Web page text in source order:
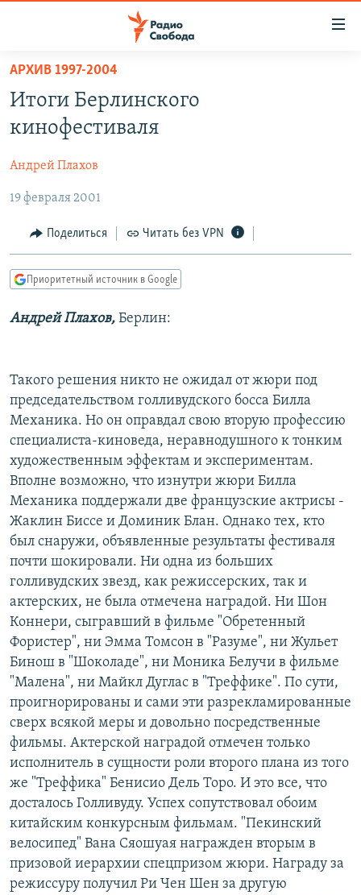
упрощенного
доступа
Вернуться
основному
Вернутся
главной
навигации
Вернутся
поиску
ПОДКАСТЫ
АВТОРСКИЕ ПРОЕКТЫ
ЦИТАТЫ СВОБОДЫ
МНЕНИЯ
КУЛЬТУРА
IDEL.РЕАЛИИ
КАВКАЗ.РЕАЛИИ
СЕВЕР.РЕАЛИИ
РАСПИСАНИЕ ВЕЩАНИЯ
ПОДПИШИТЕСЬ НА РАССЫЛКУ
СОЦИАЛЬНЫЕ СЕТИ
Все сайты РСЕ/РС
АРХИВ 1997-2004
Итоги Берлинского
кинофестиваля
Андрей Плахов
19 февраля 2001
Поделиться Читать без VPN
Приоритетный источник в Google
Андрей Плахов, Берлин:
Такого решения никто не ожидал от жюри под
председательством голливудского босса Билла
Механика. Но он оправдал свою вторую профессию
специалиста-киноведа, неравнодушного к тонким
художественным эффектам и экспериментам.
Вполне возможно, что изнутри жюри Билла
Механика поддержали две французские актрисы -
Жаклин Биссе и Доминик Блан. Однако тех, кто
был снаружи, объявленные результаты фестиваля
почти шокировали. Ни одна из больших
голливудских звезд, как режиссерских, так и
актерских, не была отмечена наградой. Ни Шон
Коннери, сыгравший в фильме "Обретенный
Фористер", ни Эмма Томсон в "Разуме", ни Жульет
Бинош в "Шоколаде", ни Моника Белучи в фильме
"Малена", ни Майкл Дуглас в "Треффике". По сути,
проигнорированы и сами эти разрекламированные
сверх всякой меры и довольно посредственные
фильмы. Актерской наградой отмечен только
исполнитель в сущности роли второго плана из того
же "Треффика" Бенисио Дель Торо. И это все, что
досталось Голливуду. Успех сопутствовал обоим
китайским конкурсным фильмам. "Пекинский
велосипед" Вана Сяошуая награжден вторым в
призовой иерархии спецпризом жюри. Награду за
режиссуру получил Ри Чен Шен за другую